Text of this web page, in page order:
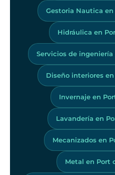
Gestoria Nautica
Hidráulica en
Servicios de
Diseño interiores
Invernaje en
Lavandería en
Mecanizados en
Metal en Port